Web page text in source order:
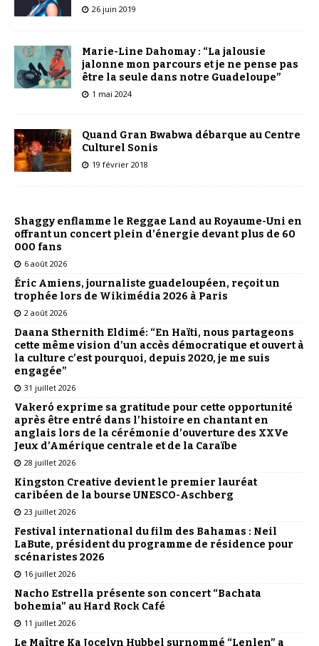
26 juin 2019
Marie-Line Dahomay : “La jalousie
jalonne mon parcours et je ne pense pas
être la seule dans notre Guadeloupe”
1 mai 2024
Quand Gran Bwabwa débarque au Centre
Culturel Sonis
19 février 2018
Shaggy enflamme le Reggae Land au Royaume-Uni en
offrant un concert plein d’énergie devant plus de 60
000 fans
6 août 2026
Éric Amiens, journaliste guadeloupéen, reçoit un
trophée lors de Wikimédia 2026 à Paris
2 août 2026
Daana Sthernith Eldimé: “En Haïti, nous partageons
cette même vision d’un accès démocratique et ouvert à
la culture c’est pourquoi, depuis 2020, je me suis
engagée”
31 juillet 2026
Vakeró exprime sa gratitude pour cette opportunité
après être entré dans l’histoire en chantant en
anglais lors de la cérémonie d’ouverture des XXVe
Jeux d’Amérique centrale et de la Caraïbe
28 juillet 2026
Kingston Creative devient le premier lauréat
caribéen de la bourse UNESCO-Aschberg
23 juillet 2026
Festival international du film des Bahamas : Neil
LaBute, président du programme de résidence pour
scénaristes 2026
16 juillet 2026
Nacho Estrella présente son concert “Bachata
bohemia” au Hard Rock Café
11 juillet 2026
Le Maître Ka Jocelyn Hubbel surnommé “Lenlen” a